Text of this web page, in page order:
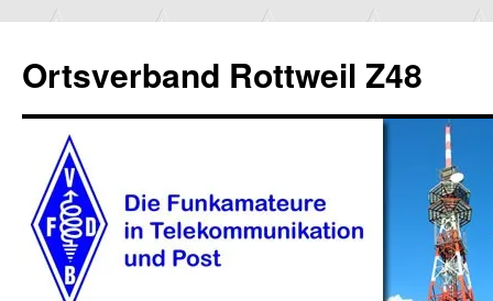
Ortsverband Rottweil Z48